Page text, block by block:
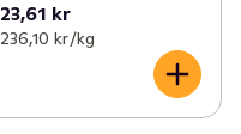
23,61 kr
236,10 kr /kg